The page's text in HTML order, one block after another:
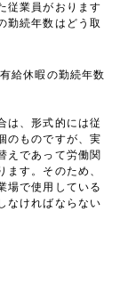
従業員がおります
勤続年数はどう取
給休暇の勤続年数
は、形式的には従
のものですが、実
えであって労働関
す。そのため、
場で使用している
なければならない